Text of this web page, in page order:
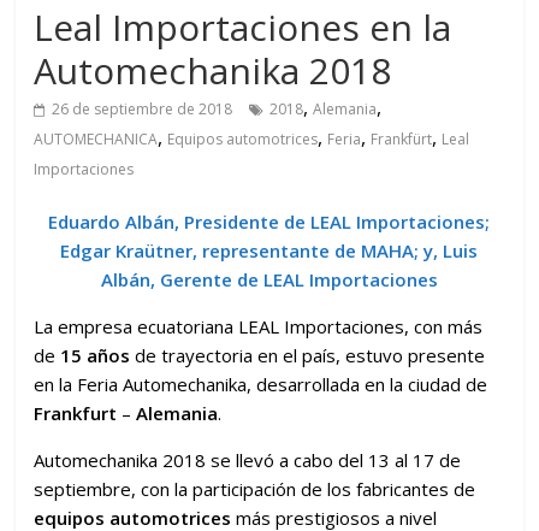
Leal Importaciones en la
Automechanika 2018
26 de septiembre de 2018 2018,Alemania,
AUTOMECHANICA, Equipos automotrices, Feria, Frankfürt, Leal
Importaciones
Eduardo Albán, Presidente de LEAL Importaciones;
Edgar Kraütner, representante de MAHA; y, Luis
Albán, Gerente de LEAL Importaciones
La empresa ecuatoriana LEAL Importaciones, con más
de 15 años de trayectoria en el país, estuvo presente
en la Feria Automechanika, desarrollada en la ciudad de
Frankfurt –Alemania.
Automechanika 2018 se llevó a cabo del 13 al 17 de
septiembre, con la participación de los fabricantes de
equipos automotrices más prestigiosos a nivel